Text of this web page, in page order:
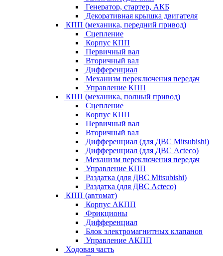
Генератор, стартер, АКБ
Декоративная крышка двигателя
КПП (механика, передний привод)
Сцепление
Корпус КПП
Первичный вал
Вторичный вал
Дифференциал
Механизм переключения передач
Управление КПП
КПП (механика, полный привод)
Сцепление
Корпус КПП
Первичный вал
Вторичный вал
Дифференциал (для ДВС Mitsubishi)
Дифференциал (для ДВС Acteco)
Механизм переключения передач
Управление КПП
Раздатка (для ДВС Mitsubishi)
Раздатка (для ДВС Acteco)
КПП (автомат)
Корпус АКПП
Фрикционы
Дифференциал
Блок электромагнитных клапанов
Управление АКПП
Ходовая часть